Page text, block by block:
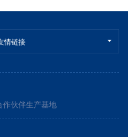
情链接
作伙伴生产基地